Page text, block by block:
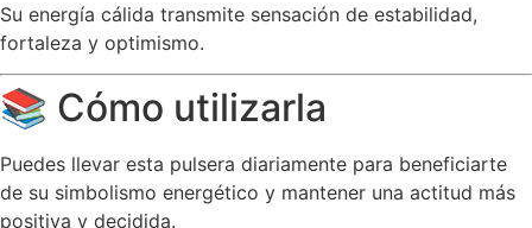
Su energía cálida transmite sensación de estabilidad,
fortaleza y optimismo.
📚 Cómo utilizarla
Puedes llevar esta pulsera diariamente para beneficiarte
de su simbolismo energético y mantener una actitud más
positiva y decidida.